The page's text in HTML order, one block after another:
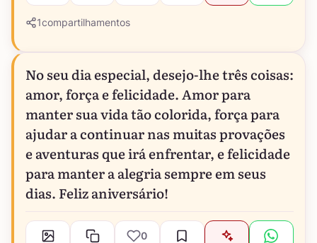
1compartilhamentos
No seu dia especial, desejo-lhe três coisas:
amor, força e felicidade. Amor para
manter sua vida tão colorida, força para
ajudar a continuar nas muitas provações
e aventuras que irá enfrentar, e felicidade
para manter a alegria sempre em seus
dias. Feliz aniversário!
0